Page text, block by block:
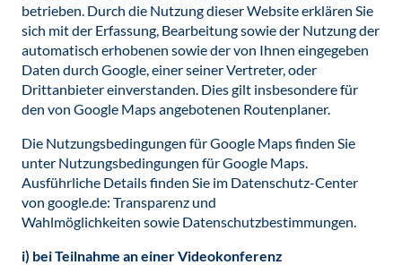
betrieben. Durch die Nutzung dieser Website erklären Sie
sich mit der Erfassung, Bearbeitung sowie der Nutzung der
automatisch erhobenen sowie der von Ihnen eingegeben
Daten durch Google, einer seiner Vertreter, oder
Drittanbieter einverstanden. Dies gilt insbesondere für
den von Google Maps angebotenen Routenplaner.
Die Nutzungsbedingungen für Google Maps finden Sie
unter Nutzungsbedingungen für Google Maps.
Ausführliche Details finden Sie im Datenschutz-Center
von google.de: Transparenz und
Wahlmöglichkeiten sowie Datenschutzbestimmungen.
i) bei Teilnahme an einer Videokonferenz